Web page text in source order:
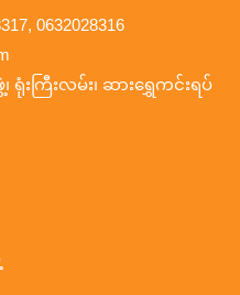
0632028316
းကြီးလမ်း၊ ဆားရွှေကင်းရပ်